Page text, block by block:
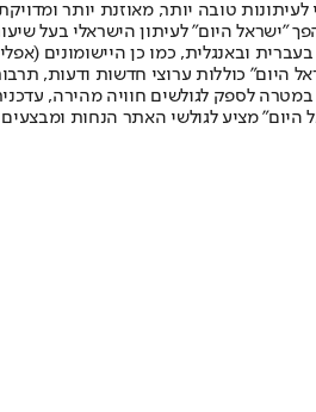
טובה יותר, מאוזנת יותר
המהדורה המודפסת הראשונה פורסמה ב-30 ביולי 2007, וב-
היום" כוללות ערוצי חדשות ודעות,
במטרה לספק לגולשים חוויה מהירה,
מציע לגולשי האתר הנחות